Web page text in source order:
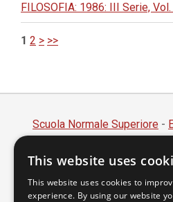
FILOSOFIA: 1986: III Serie,
1 2 > >>
Scuola Normale Superiore -
Piazza dei Cavalieri, 7 -
Codice fiscale 80005050507
Partita IVA 00420000507
This website uses
This website uses cookies to
experience. By using our website